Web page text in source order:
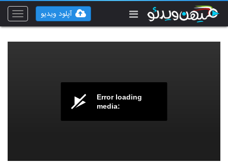
Toggle
آپلود ویدیو
Error loading
media: